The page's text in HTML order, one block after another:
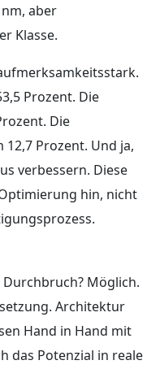
aber
Klasse.
Prozent. Die
Die
Prozent. Und ja,
verbessern. Diese
hin, nicht
Möglich.
Architektur
Hand in Hand mit
das Potenzial in reale